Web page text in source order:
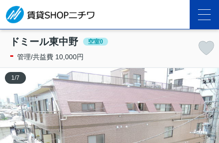
ドミール東中野 空室0
- 管理/共益費 10,000円
1 /7